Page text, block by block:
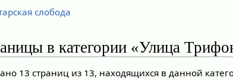
слобода
в категории «Улица
13 страниц из 13, находящихся в данной